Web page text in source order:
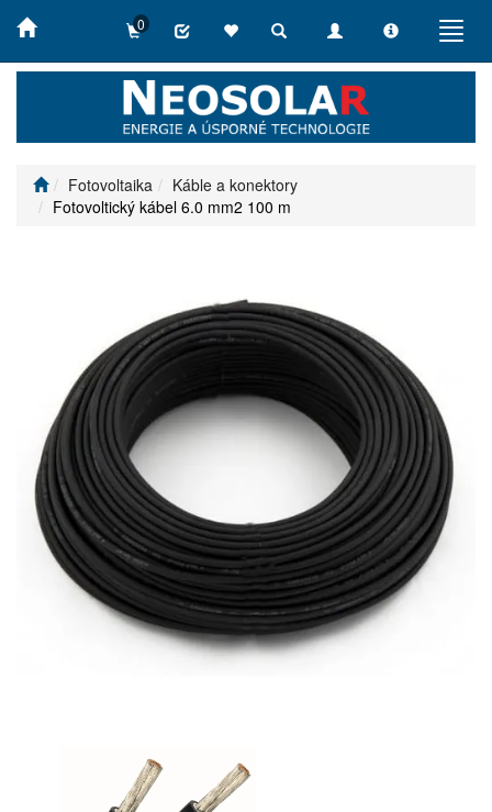
Toggle
Toggle
Toggle
0
Fotovoltaika
Káble a konektory
Fotovoltický kábel 6.0 mm2 100 m